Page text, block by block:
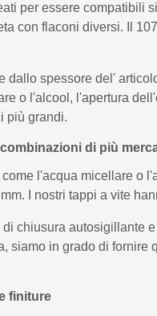
per essere
con flaconi diversi. Il
dallo spessore del'
o l'alcool, l'apertura
più grandi.
di più
l'acqua micellare o
I nostri tappi a vite
di chiusura
siamo in grado di
finiture